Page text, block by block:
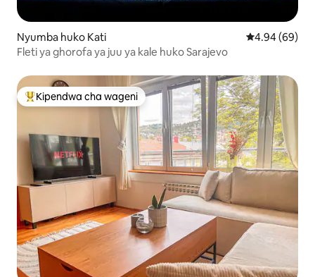
Nyumba huko Kati Ukadiriaji wa
4.94 (69)
Fleti ya ghorofa ya juu ya kale huko Sarajevo
Kipendwa maarufu cha wageni
Kipendwa cha wageni